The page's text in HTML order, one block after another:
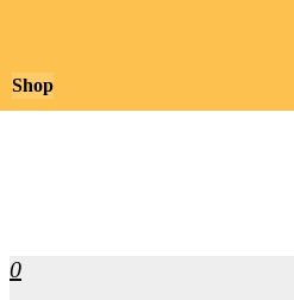
0
Shop